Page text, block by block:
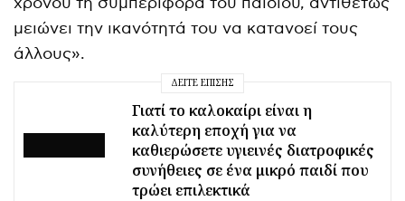
μειώνει την ικανότητά του να κατανοεί τους
άλλους».
ΔΕΊΤΕ ΕΠΊΣΗΣ
Γιατί το καλοκαίρι είναι η
καλύτερη εποχή για να
καθιερώσετε υγιεινές διατροφικές
συνήθειες σε ένα μικρό παιδί που
τρώει επιλεκτικά